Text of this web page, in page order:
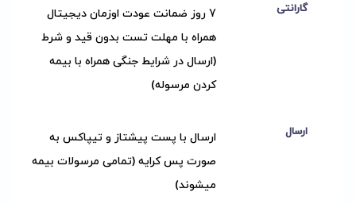
گارانتی
7 روز ضمانت عودت اوزمان دیجیتال
همراه با مهلت تست بدون قید و شرط
(ارسال در شرایط جنگی همراه با بیمه
کردن مرسوله)
ارسال
ارسال با پست پیشتاز و تیپاکس به
صورت پس کرایه (تمامی مرسولات بیمه
میشوند)